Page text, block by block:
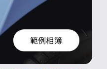
範例相簿